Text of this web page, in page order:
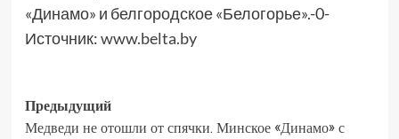
«Динамо» и белгородское «Белогорье».-0-
Источник:www.belta.by
Предыдущий
Медведи не отошли от спячки. Минское «Динамо» с